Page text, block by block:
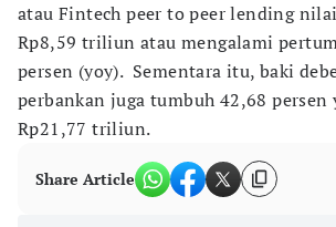
atau Fintech peer to peer lending
Rp8,59 triliun atau mengalami
persen (yoy). Sementara itu, baki
perbankan juga tumbuh 42,68 persen
Rp21,77 triliun.
Share Article